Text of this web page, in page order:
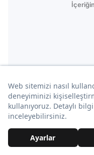
21. Türk İstiklal
afişlerinden birisi,
(İslâm'ın